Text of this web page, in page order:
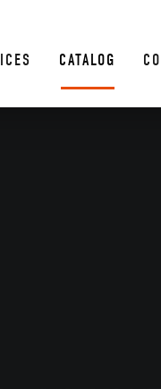
CATALOG